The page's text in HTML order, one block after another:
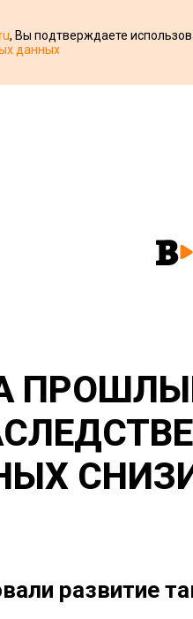
, Вы подтверждаете
данных
развитие